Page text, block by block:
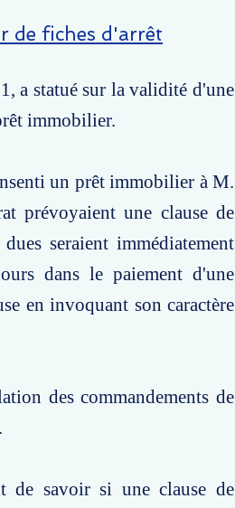
de fiches d'arrêt
a statué sur la validité d'une
immobilier.
un prêt immobilier à M.
prévoyaient une clause de
seraient immédiatement
dans le paiement d'une
en invoquant son caractère
des commandements de
de savoir si une clause de